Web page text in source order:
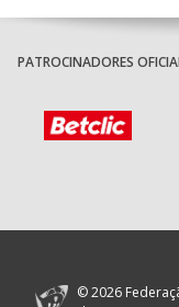
PATROCINADORES
© 2026